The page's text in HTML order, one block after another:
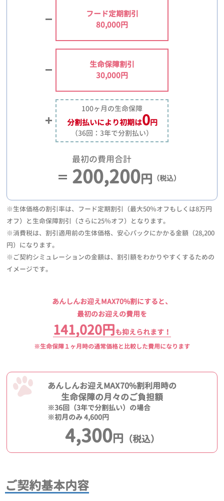
フード定期割引
80,000円
生命保障割引
30,000円
100ヶ月の生命保障
分割払いにより初期は0円
（36回：3年で分割払い）
最初の費用合計
200,200円 （税込）
※生体価格の割引率は、フード定期割引（最大50％オフもしくは8万円
オフ）と生命保障割引（さらに25％オフ）となります。
※消費税は、割引適用前の生体価格、安心パックにかかる金額（28,200
円）になります。
※ご契約シミュレーションの金額は、割引額をわかりやすくするための
イメージです。
あんしんお迎えMAX70%割にすると、
最初のお迎えの費用を
141,020円も抑えられます！
※生命保障１ヶ月時の通常価格と比較した費用になります
あんしんお迎えMAX70%割利用時の
生命保障の月々のご負担額
※36回（3年で分割払い）の場合
※初月のみ 4,600円
4,300円 （税込）
ご契約基本内容